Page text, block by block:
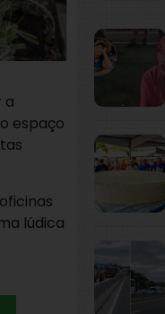
a
espaço
lúdica